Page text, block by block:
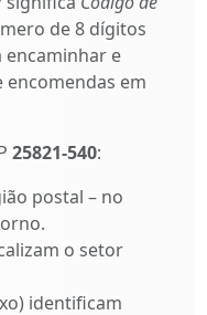
de 8 dígitos
encaminhar e
em
25821-540:
postal – no
o setor
identificam